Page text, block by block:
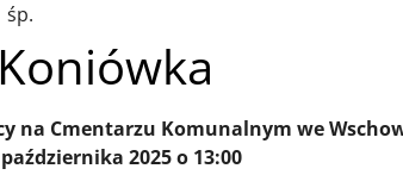
śp.
na Cmentarzu Komunalnym we
2025 o 13:00